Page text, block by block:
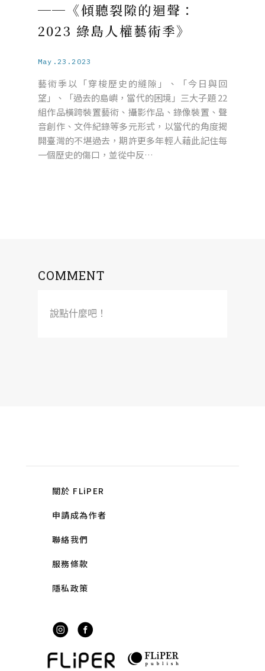
──《傾聽裂隙的迴聲：
2023 綠島人權藝術季》
May.23.2023
藝術季以「穿梭歷史的縫隙」、「今日與回
望」、「過去的島嶼，當代的困境」三大子題 22
組作品橫跨裝置藝術、攝影作品、錄像裝置、聲
音創作、文件紀錄等多元形式，以當代的角度揭
開臺灣的不堪過去，期許更多年輕人藉此記住每
一個歷史的傷口，並從中反…
COMMENT
說點什麼吧！
關於 FLiPER
申請成為作者
聯絡我們
服務條款
隱私政策